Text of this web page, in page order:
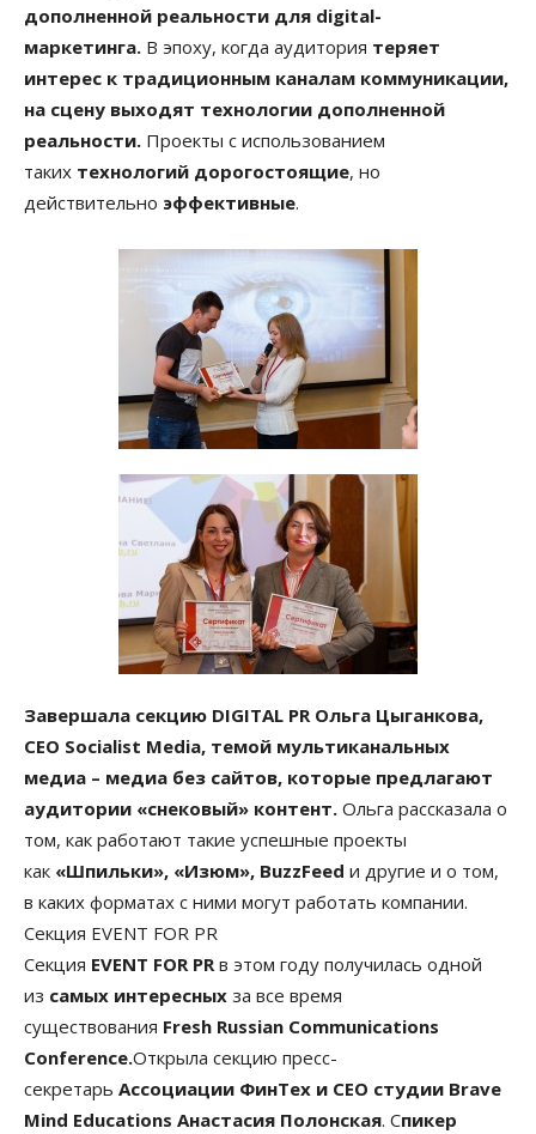
дополненной реальности для digital-
маркетинга. В эпоху, когда аудитория теряет
интерес к традиционным каналам коммуникации,
на сцену выходят технологии дополненной
реальности. Проекты с использованием
таких технологий дорогостоящие, но
действительно эффективные.
Завершала секцию DIGITAL PR Ольга Цыганкова,
CEO Socialist Media, темой мультиканальных
медиа – медиа без сайтов, которые предлагают
аудитории «снековый» контент. Ольга рассказала о
том, как работают такие успешные проекты
как «Шпильки», «Изюм», BuzzFeed и другие и о том,
в каких форматах с ними могут работать компании.
Секция EVENT FOR PR
Секция EVENT FOR PRв этом году получилась одной
из самых интересных за все время
существования Fresh Russian Communications
Conference.Открыла секцию пресс-
секретарь Ассоциации ФинТех и CEO студии Brave
Mind Educations Анастасия Полонская. Спикер